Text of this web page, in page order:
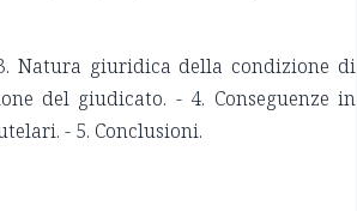
Natura giuridica della condizione di
del giudicato. - 4. Conseguenze in
- 5. Conclusioni.